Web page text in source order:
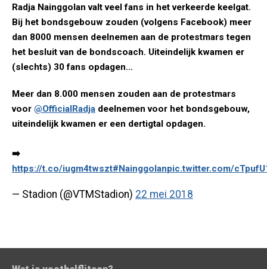
Radja Nainggolan valt veel fans in het verkeerde keelgat.
Bij het bondsgebouw zouden (volgens Facebook) meer
dan 8000 mensen deelnemen aan de protestmars tegen
het besluit van de bondscoach. Uiteindelijk kwamen er
(slechts) 30 fans opdagen...
Meer dan 8.000 mensen zouden aan de protestmars
voor @OfficialRadja deelnemen voor het bondsgebouw,
uiteindelijk kwamen er een dertigtal opdagen.
➡️
https://t.co/iugm4twszt#Nainggolanpic.twitter.com/
— Stadion (@VTMStadion) 22 mei 2018